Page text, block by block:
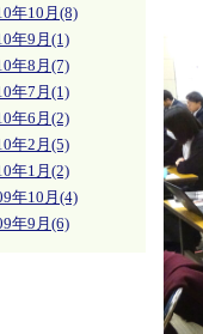
年10月(8)
年9月(1)
年8月(7)
年7月(1)
年6月(2)
年2月(5)
年1月(2)
年10月(4)
年9月(6)